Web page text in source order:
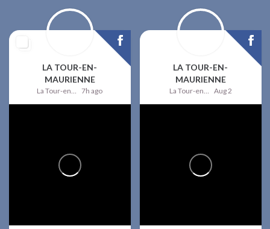
LA TOUR-EN-
MAURIENNE
La Tour-en-Maurienne 7h ago
LA TOUR-EN-
MAURIENNE
La Tour-en-Maurienne Aug 2